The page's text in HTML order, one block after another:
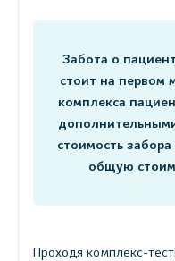
Забота о
стоит на первом
комплекса
стоимость
общую
Проходя комплекс-